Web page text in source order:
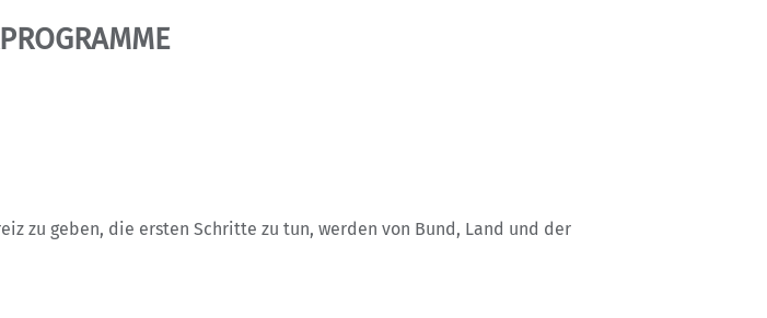
zu geben, die ersten Schritte zu tun, werden von Bund, Land und der